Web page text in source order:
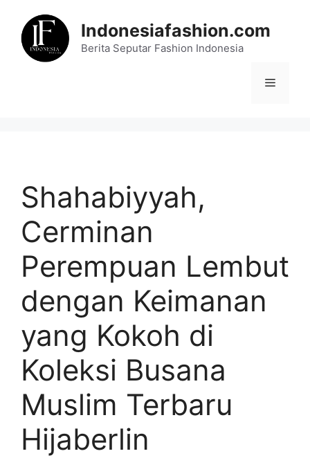
content
Indonesiafashion.com
Berita Seputar Fashion Indonesia
Menu
Shahabiyyah,
Cerminan
Perempuan Lembut
dengan Keimanan
yang Kokoh di
Koleksi Busana
Muslim Terbaru
Hijaberlin